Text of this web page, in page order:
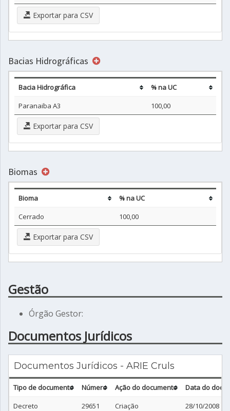
Exportar para CSV
Bacias Hidrográficas
Bacia Hidrográfica
% na UC
Paranaiba A3
100,00
Exportar para CSV
Biomas
Bioma
% na UC
Cerrado
100,00
Exportar para CSV
Gestão
Órgão Gestor:
Documentos Jurídicos
Documentos Jurídicos - ARIE Cruls
Tipo de documento Número Ação do documento
Data do
Decreto
29651 Criação 28/10/2008